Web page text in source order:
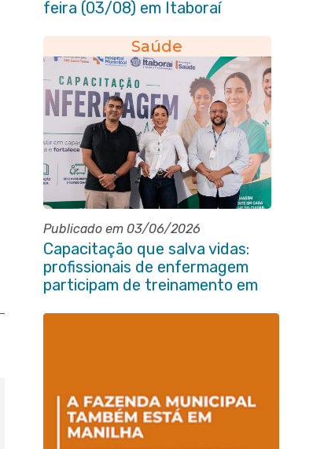
feira (03/08) em Itaboraí
Saúde
Publicado em 03/06/2026
Capacitação que salva vidas:
profissionais de enfermagem
participam de treinamento em